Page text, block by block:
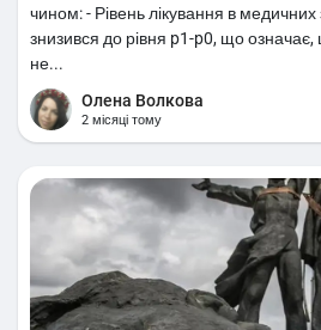
чином: - Рівень лікування в
знизився до рівня p1-p0, що
не...
Олена Волкова
2 місяці тому